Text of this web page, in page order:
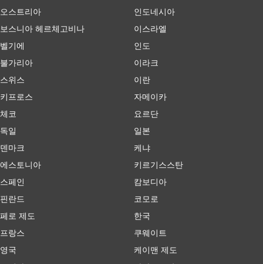
오스트리아
보스니아 헤르체고비나
벨기에
불가리아
스위스
키프로스
체코
독일
덴마크
에스토니아
스페인
핀란드
페로 제도
프랑스
영국
인도네시아
이스라엘
인도
이라크
이란
자메이카
요르단
일본
케냐
키르기스스탄
캄보디아
코모로
한국
쿠웨이트
케이맨 제도